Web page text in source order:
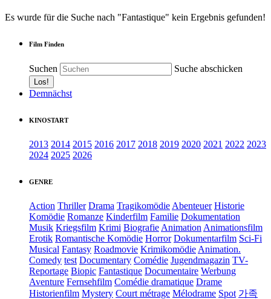
Es wurde für die Suche nach "Fantastique" kein Ergebnis gefunden!
Film Finden
Suchen Suche abschicken
Demnächst
KINOSTART
2013 2014 2015 2016 2017 2018 2019 2020 2021 2022 2023
2024 2025 2026
GENRE
Action Thriller Drama Tragikomödie Abenteuer Historie
Komödie Romanze Kinderfilm Familie Dokumentation
Musik Kriegsfilm Krimi Biografie Animation Animationsfilm
Erotik Romantische Komödie Horror Dokumentarfilm Sci-Fi
Musical Fantasy Roadmovie Krimikomödie Animation.
Comedy test Documentary Comédie Jugendmagazin TV-
Reportage Biopic Fantastique Documentaire Werbung
Aventure Fernsehfilm Comédie dramatique Drame
Historienfilm Mystery Court métrage Mélodrame Spot 가족